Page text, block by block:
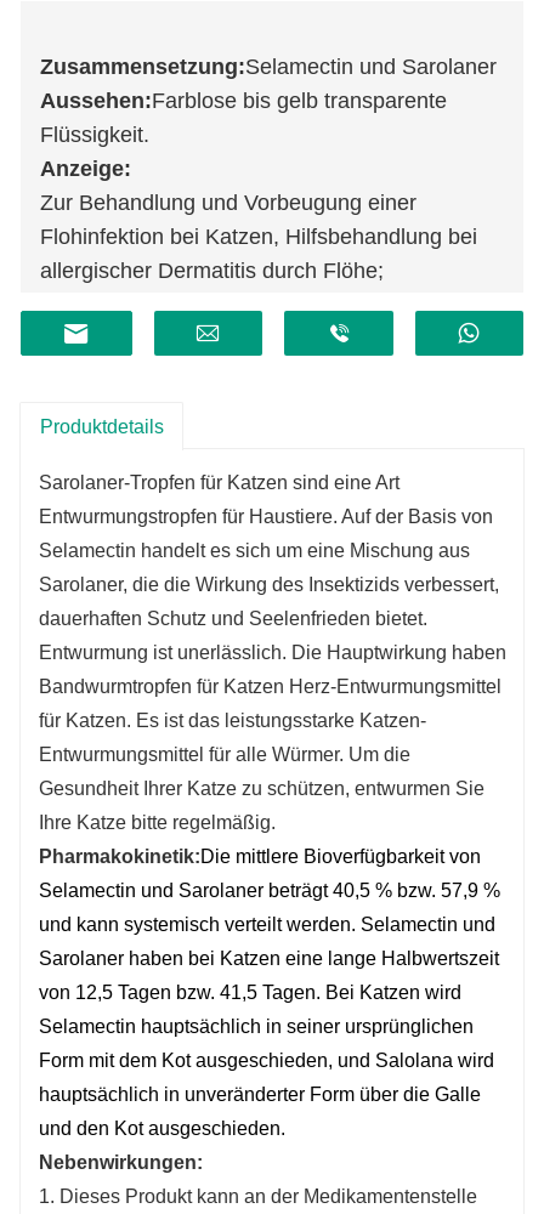
Zusammensetzung:Selamectin und Sarolaner
Aussehen:Farblose bis gelb transparente
Flüssigkeit.
Anzeige:
Zur Behandlung und Vorbeugung einer
Flohinfektion bei Katzen, Hilfsbehandlung bei
allergischer Dermatitis durch Flöhe;
Läusebefall bei Katzen;
Verhindern Sie Herzwurmerkrankungen bei
Katzen.
Produktdetails
Sarolaner-Tropfen für Katzen sind eine Art
Entwurmungstropfen für Haustiere. Auf der Basis von
Selamectin handelt es sich um eine Mischung aus
Sarolaner, die die Wirkung des Insektizids verbessert,
dauerhaften Schutz und Seelenfrieden bietet.
Entwurmung ist unerlässlich. Die Hauptwirkung haben
Bandwurmtropfen für Katzen Herz-Entwurmungsmittel
für Katzen. Es ist das leistungsstarke Katzen-
Entwurmungsmittel für alle Würmer. Um die
Gesundheit Ihrer Katze zu schützen, entwurmen Sie
Ihre Katze bitte regelmäßig.
Pharmakokinetik:Die mittlere Bioverfügbarkeit von
Selamectin und Sarolaner beträgt 40,5 % bzw. 57,9 %
und kann systemisch verteilt werden. Selamectin und
Sarolaner haben bei Katzen eine lange Halbwertszeit
von 12,5 Tagen bzw. 41,5 Tagen. Bei Katzen wird
Selamectin hauptsächlich in seiner ursprünglichen
Form mit dem Kot ausgeschieden, und Salolana wird
hauptsächlich in unveränderter Form über die Galle
und den Kot ausgeschieden.
Nebenwirkungen:
1. Dieses Produkt kann an der Medikamentenstelle